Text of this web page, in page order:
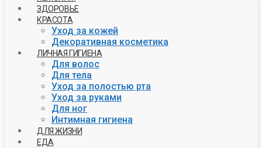
ЗДОРОВЬЕ
КРАСОТА
Уход за кожей
Декоративная косметика
ЛИЧНАЯ ГИГИЕНА
Для волос
Для тела
Уход за полостью рта
Уход за руками
Для ног
Интимная гигиена
ДЛЯ ЖИЗНИ
ЕДА